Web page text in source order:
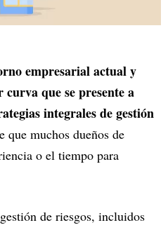
empresarial actual y
que se presente a
integrales de gestión
que muchos dueños de
o el tiempo para
de riesgos, incluidos